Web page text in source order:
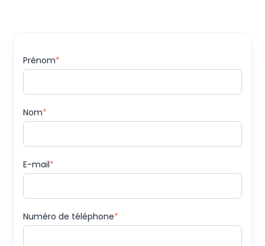
Prénom*
Nom*
E-mail*
Numéro de téléphone*